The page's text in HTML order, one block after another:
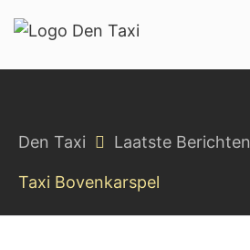
Den Taxi
Den Taxi Laatste Berichten
Taxi Bovenkarspel